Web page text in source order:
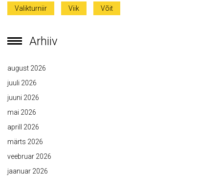
Valikturniir Viik Võit
Arhiiv
august 2026
juuli 2026
juuni 2026
mai 2026
aprill 2026
märts 2026
veebruar 2026
jaanuar 2026